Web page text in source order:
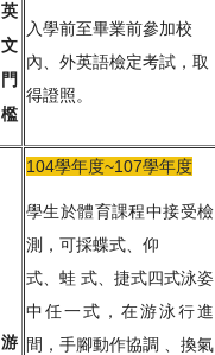
英
文
門
檻
入學前至畢業前參加校
內、外英語檢定考試，取
得證照。
游
104學年度~107學年度
學生於體育課程中接受檢
測，可採蝶式、仰
式、蛙 式、捷式四式泳姿
中任一式，在游泳行進
間，手腳動作協調 、換氣